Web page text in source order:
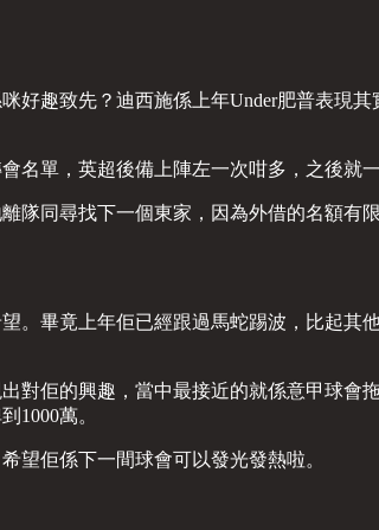
好趣致先？迪西施係上年Under肥普表現
名單，英超後備上陣左一次咁多，之後就
隊同尋找下一個東家，因為外借的名額有
。畢竟上年佢已經跟過馬蛇踢波，比起
對佢的興趣，當中最接近的就係意甲球
1000萬。
望佢係下一間球會可以發光發熱啦。